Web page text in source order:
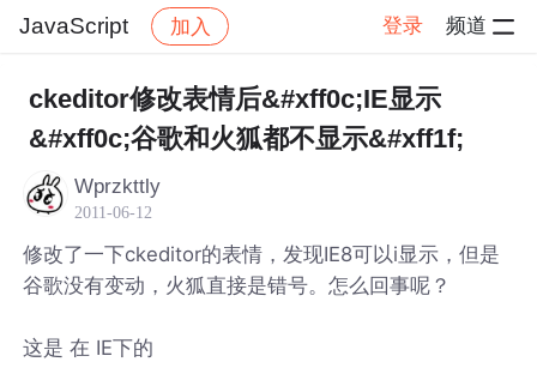
JavaScript 加入 登录 频道
社区 JavaScript 帖子详情
ckeditor修改表情后&#xff0c;IE显示
&#xff0c;谷歌和火狐都不显示&#xff1f;
Wprzkttly
2011-06-12
修改了一下ckeditor的表情，发现IE8可以i显示，但是
谷歌没有变动，火狐直接是错号。怎么回事呢？
这是 在 IE下的